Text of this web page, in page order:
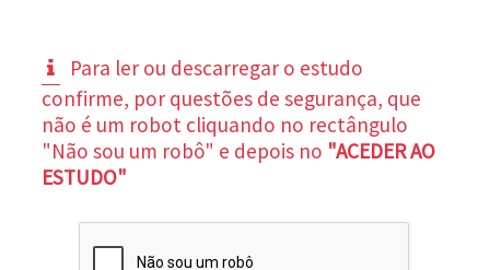
Para ler ou descarregar o estudo
confirme, por questões de segurança, que
não é um robot cliquando no rectângulo
"Não sou um robô" e depois no "ACEDER AO
ESTUDO"